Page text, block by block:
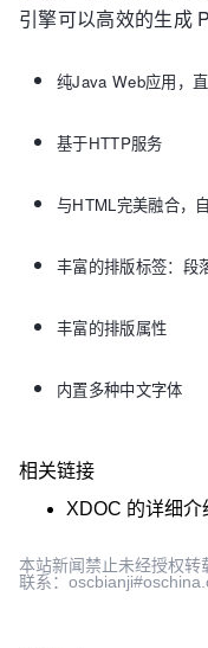
引擎可以高效的生成
纯Java Web应用，
基于HTTP服务
与HTML完美融合，
丰富的排版标签：段
丰富的排版属性
内置多种中文字体
相关链接
XDOC 的详细介
本站新闻禁止未经授权
联系：